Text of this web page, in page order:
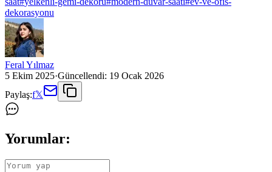
dekorasyonu
Feral Yılmaz
5 Ekim 2025·Güncellendi: 19 Ocak 2026
Paylaş:f𝕏
Yorumlar: